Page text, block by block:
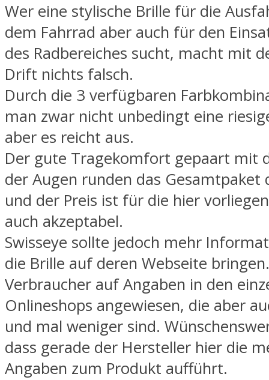
Wer eine stylische Brille für die
dem Fahrrad aber auch für den
des Radbereiches sucht, macht mit
Drift nichts falsch.
Durch die 3 verfügbaren
man zwar nicht unbedingt eine
aber es reicht aus.
Der gute Tragekomfort gepaart mit
der Augen runden das Gesamtpaket
und der Preis ist für die hier
auch akzeptabel.
Swisseye sollte jedoch mehr
die Brille auf deren Webseite
Verbraucher auf Angaben in den
Onlineshops angewiesen, die aber
und mal weniger sind.
dass gerade der Hersteller hier die
Angaben zum Produkt aufführt.